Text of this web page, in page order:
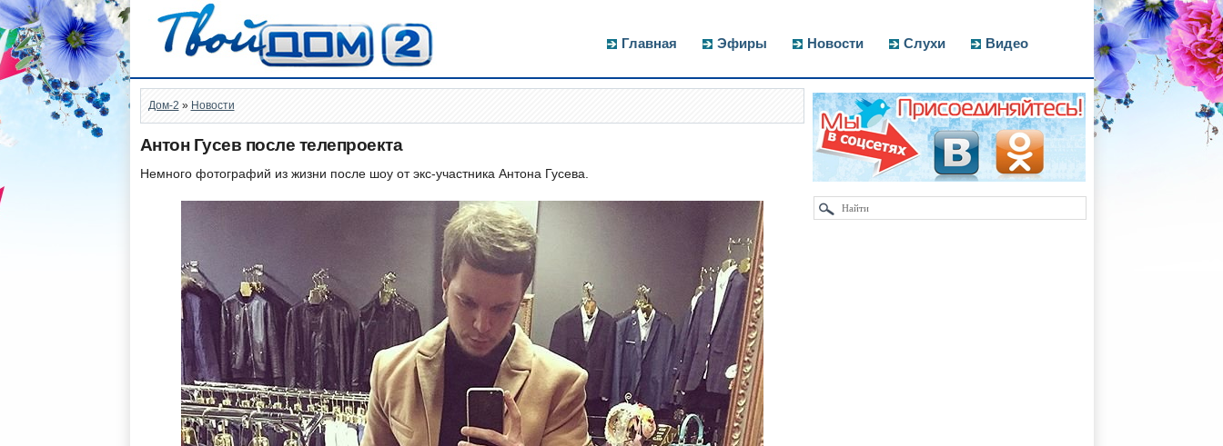
Главная Эфиры Новости Слухи Видео
Дом-2 » Новости
Антон Гусев после телепроекта
Немного фотографий из жизни после шоу от экс-участника Антона Гусева.